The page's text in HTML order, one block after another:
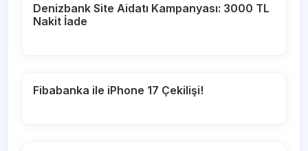
Denizbank Site Aidatı Kampanyası: 3000 TL
Nakit İade
Fibabanka ile iPhone 17 Çekilişi!